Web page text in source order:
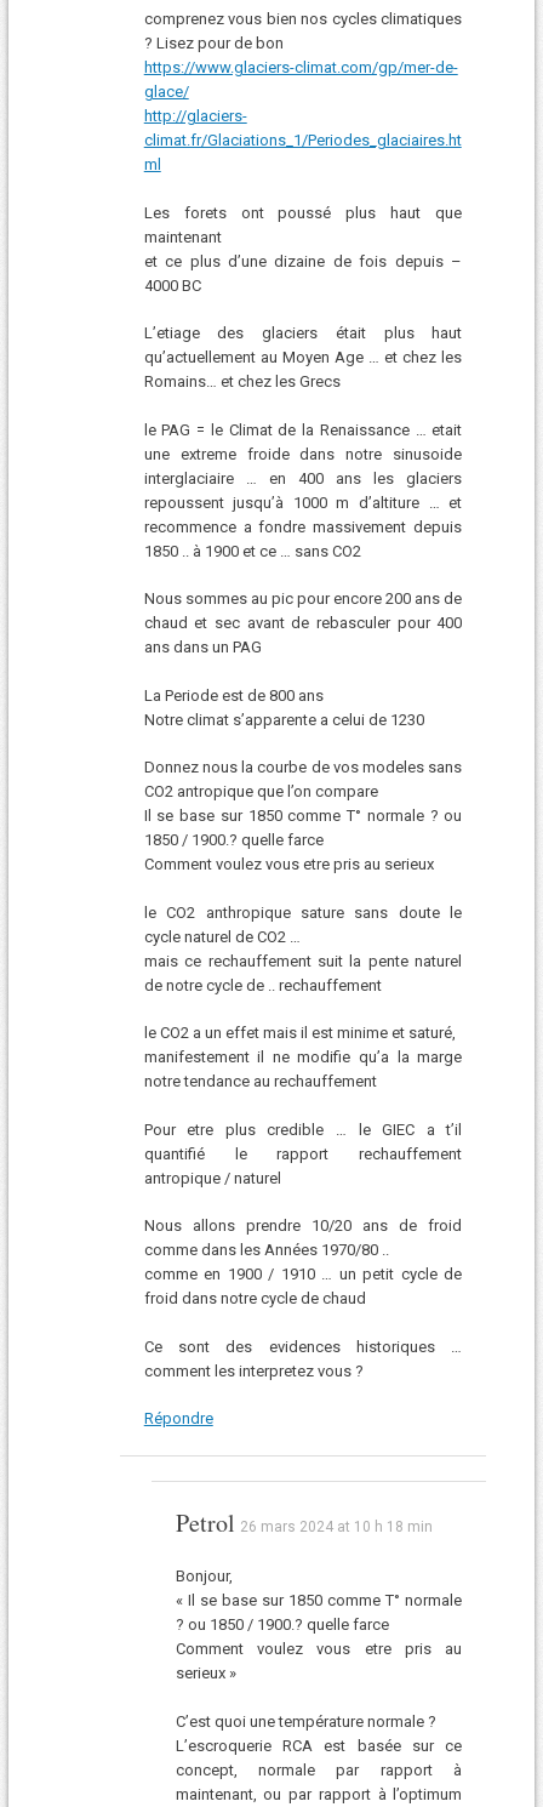
comprenez vous bien nos cycles climatiques
? Lisez pour de bon
https://www.glaciers-climat.com/gp/mer-de-
glace/
http://glaciers-
climat.fr/Glaciations_1/Periodes_glaciaires.ht
ml
Les forets ont poussé plus haut que
maintenant
et ce plus d’une dizaine de fois depuis –
4000 BC
L’etiage des glaciers était plus haut
qu’actuellement au Moyen Age … et chez les
Romains… et chez les Grecs
le PAG = le Climat de la Renaissance … etait
une extreme froide dans notre sinusoide
interglaciaire … en 400 ans les glaciers
repoussent jusqu’à 1000 m d’altiture … et
recommence a fondre massivement depuis
1850 .. à 1900 et ce … sans CO2
Nous sommes au pic pour encore 200 ans de
chaud et sec avant de rebasculer pour 400
ans dans un PAG
La Periode est de 800 ans
Notre climat s’apparente a celui de 1230
Donnez nous la courbe de vos modeles sans
CO2 antropique que l’on compare
Il se base sur 1850 comme T° normale ? ou
1850 / 1900.? quelle farce
Comment voulez vous etre pris au serieux
le CO2 anthropique sature sans doute le
cycle naturel de CO2 …
mais ce rechauffement suit la pente naturel
de notre cycle de .. rechauffement
le CO2 a un effet mais il est minime et saturé,
manifestement il ne modifie qu’a la marge
notre tendance au rechauffement
Pour etre plus credible … le GIEC a t’il
quantifié le rapport rechauffement
antropique / naturel
Nous allons prendre 10/20 ans de froid
comme dans les Années 1970/80 ..
comme en 1900 / 1910 … un petit cycle de
froid dans notre cycle de chaud
Ce sont des evidences historiques …
comment les interpretez vous ?
Répondre
Petrol 26 mars 2024 at 10 h 18 min
Bonjour,
« Il se base sur 1850 comme T° normale
? ou 1850 / 1900.? quelle farce
Comment voulez vous etre pris au
serieux »
C’est quoi une température normale ?
L’escroquerie RCA est basée sur ce
concept, normale par rapport à
maintenant, ou par rapport à l’optimum